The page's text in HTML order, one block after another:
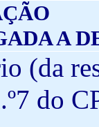
A
(da
do